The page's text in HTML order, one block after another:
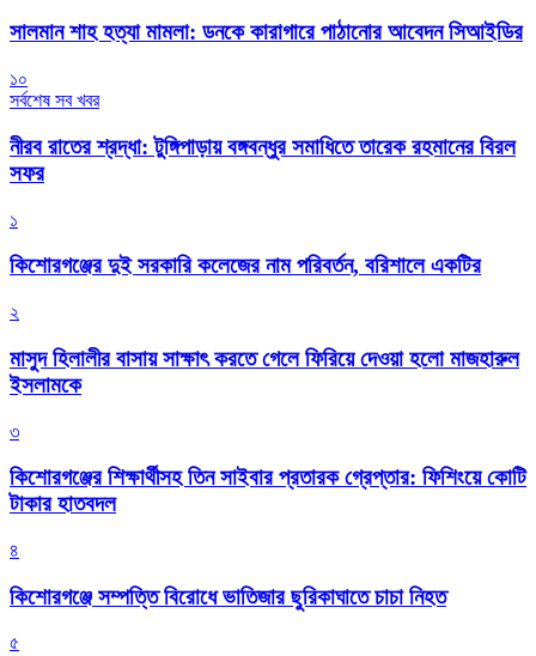
সালমান শাহ হত্যা মামলা: ডনকে কারাগারে পাঠানোর আবেদন সিআইডির
১০
সর্বশেষ সব খবর
নীরব রাতের শ্রদ্ধা: টুঙ্গিপাড়ায় বঙ্গবন্ধুর সমাধিতে তারেক রহমানের বিরল
সফর
১
কিশোরগঞ্জের দুই সরকারি কলেজের নাম পরিবর্তন, বরিশালে একটির
২
মাসুদ হিলালীর বাসায় সাক্ষাৎ করতে গেলে ফিরিয়ে দেওয়া হলো মাজহারুল
ইসলামকে
৩
কিশোরগঞ্জের শিক্ষার্থীসহ তিন সাইবার প্রতারক গ্রেপ্তার: ফিশিংয়ে কোটি
টাকার হাতবদল
৪
কিশোরগঞ্জে সম্পত্তি বিরোধে ভাতিজার ছুরিকাঘাতে চাচা নিহত
৫